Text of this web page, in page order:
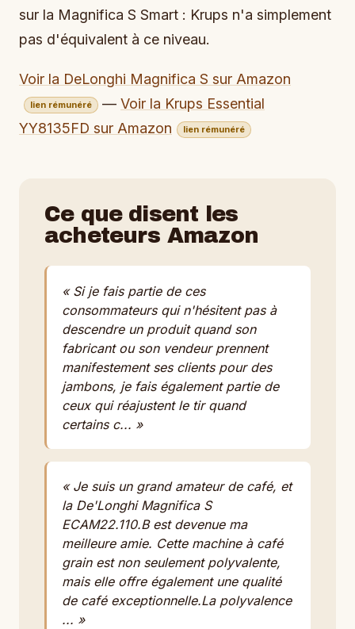
sur la Magnifica S Smart : Krups n'a simplement
pas d'équivalent à ce niveau.
Voir la DeLonghi Magnifica S sur Amazon
lien rémunéré — Voir la Krups Essential
YY8135FD sur Amazon
lien rémunéré
Ce que disent les
acheteurs Amazon
« Si je fais partie de ces
consommateurs qui n'hésitent pas à
descendre un produit quand son
fabricant ou son vendeur prennent
manifestement ses clients pour des
jambons, je fais également partie de
ceux qui réajustent le tir quand
certains c... »
« Je suis un grand amateur de café, et
la De'Longhi Magnifica S
ECAM22.110.B est devenue ma
meilleure amie. Cette machine à café
grain est non seulement polyvalente,
mais elle offre également une qualité
de café exceptionnelle.La polyvalence
... »